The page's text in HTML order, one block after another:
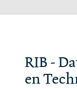
RIB -
en